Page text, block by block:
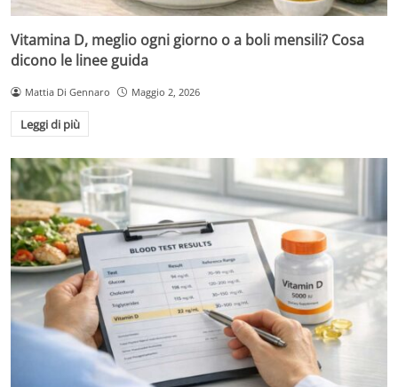
Vitamina D, meglio ogni giorno o a boli mensili? Cosa
dicono le linee guida
Mattia Di Gennaro Maggio 2, 2026
Leggi di più